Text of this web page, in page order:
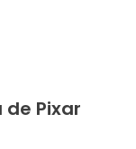
de Pixar